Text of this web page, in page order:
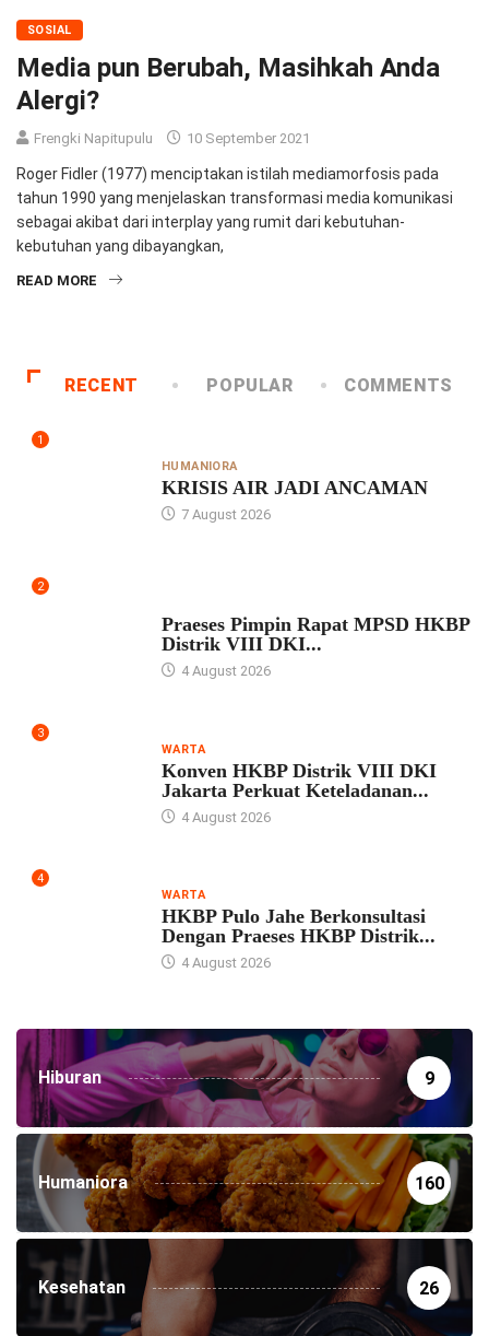
SOSIAL
Media pun Berubah, Masihkah Anda
Alergi?
Frengki Napitupulu 10 September 2021
Roger Fidler (1977) menciptakan istilah mediamorfosis pada
tahun 1990 yang menjelaskan transformasi media komunikasi
sebagai akibat dari interplay yang rumit dari kebutuhan-
kebutuhan yang dibayangkan,
READ MORE
RECENT POPULAR COMMENTS
1
HUMANIORA
KRISIS AIR JADI ANCAMAN
7 August 2026
2
Praeses Pimpin Rapat MPSD HKBP
Distrik VIII DKI...
4 August 2026
3
WARTA
Konven HKBP Distrik VIII DKI
Jakarta Perkuat Keteladanan...
4 August 2026
4
WARTA
HKBP Pulo Jahe Berkonsultasi
Dengan Praeses HKBP Distrik...
4 August 2026
Hiburan 9
Humaniora 160
Kesehatan 26